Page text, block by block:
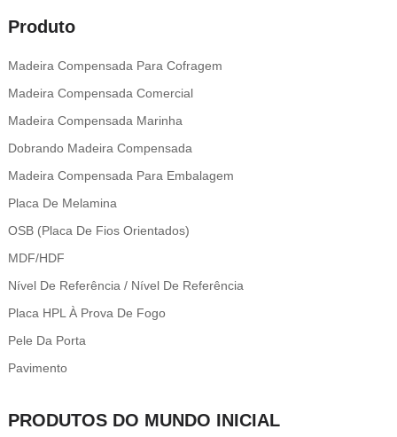
Produto
Madeira Compensada Para Cofragem
Madeira Compensada Comercial
Madeira Compensada Marinha
Dobrando Madeira Compensada
Madeira Compensada Para Embalagem
Placa De Melamina
OSB (placa De Fios Orientados)
MDF/HDF
Nível De Referência / Nível De Referência
Placa HPL À Prova De Fogo
Pele Da Porta
Pavimento
PRODUTOS DO MUNDO INICIAL